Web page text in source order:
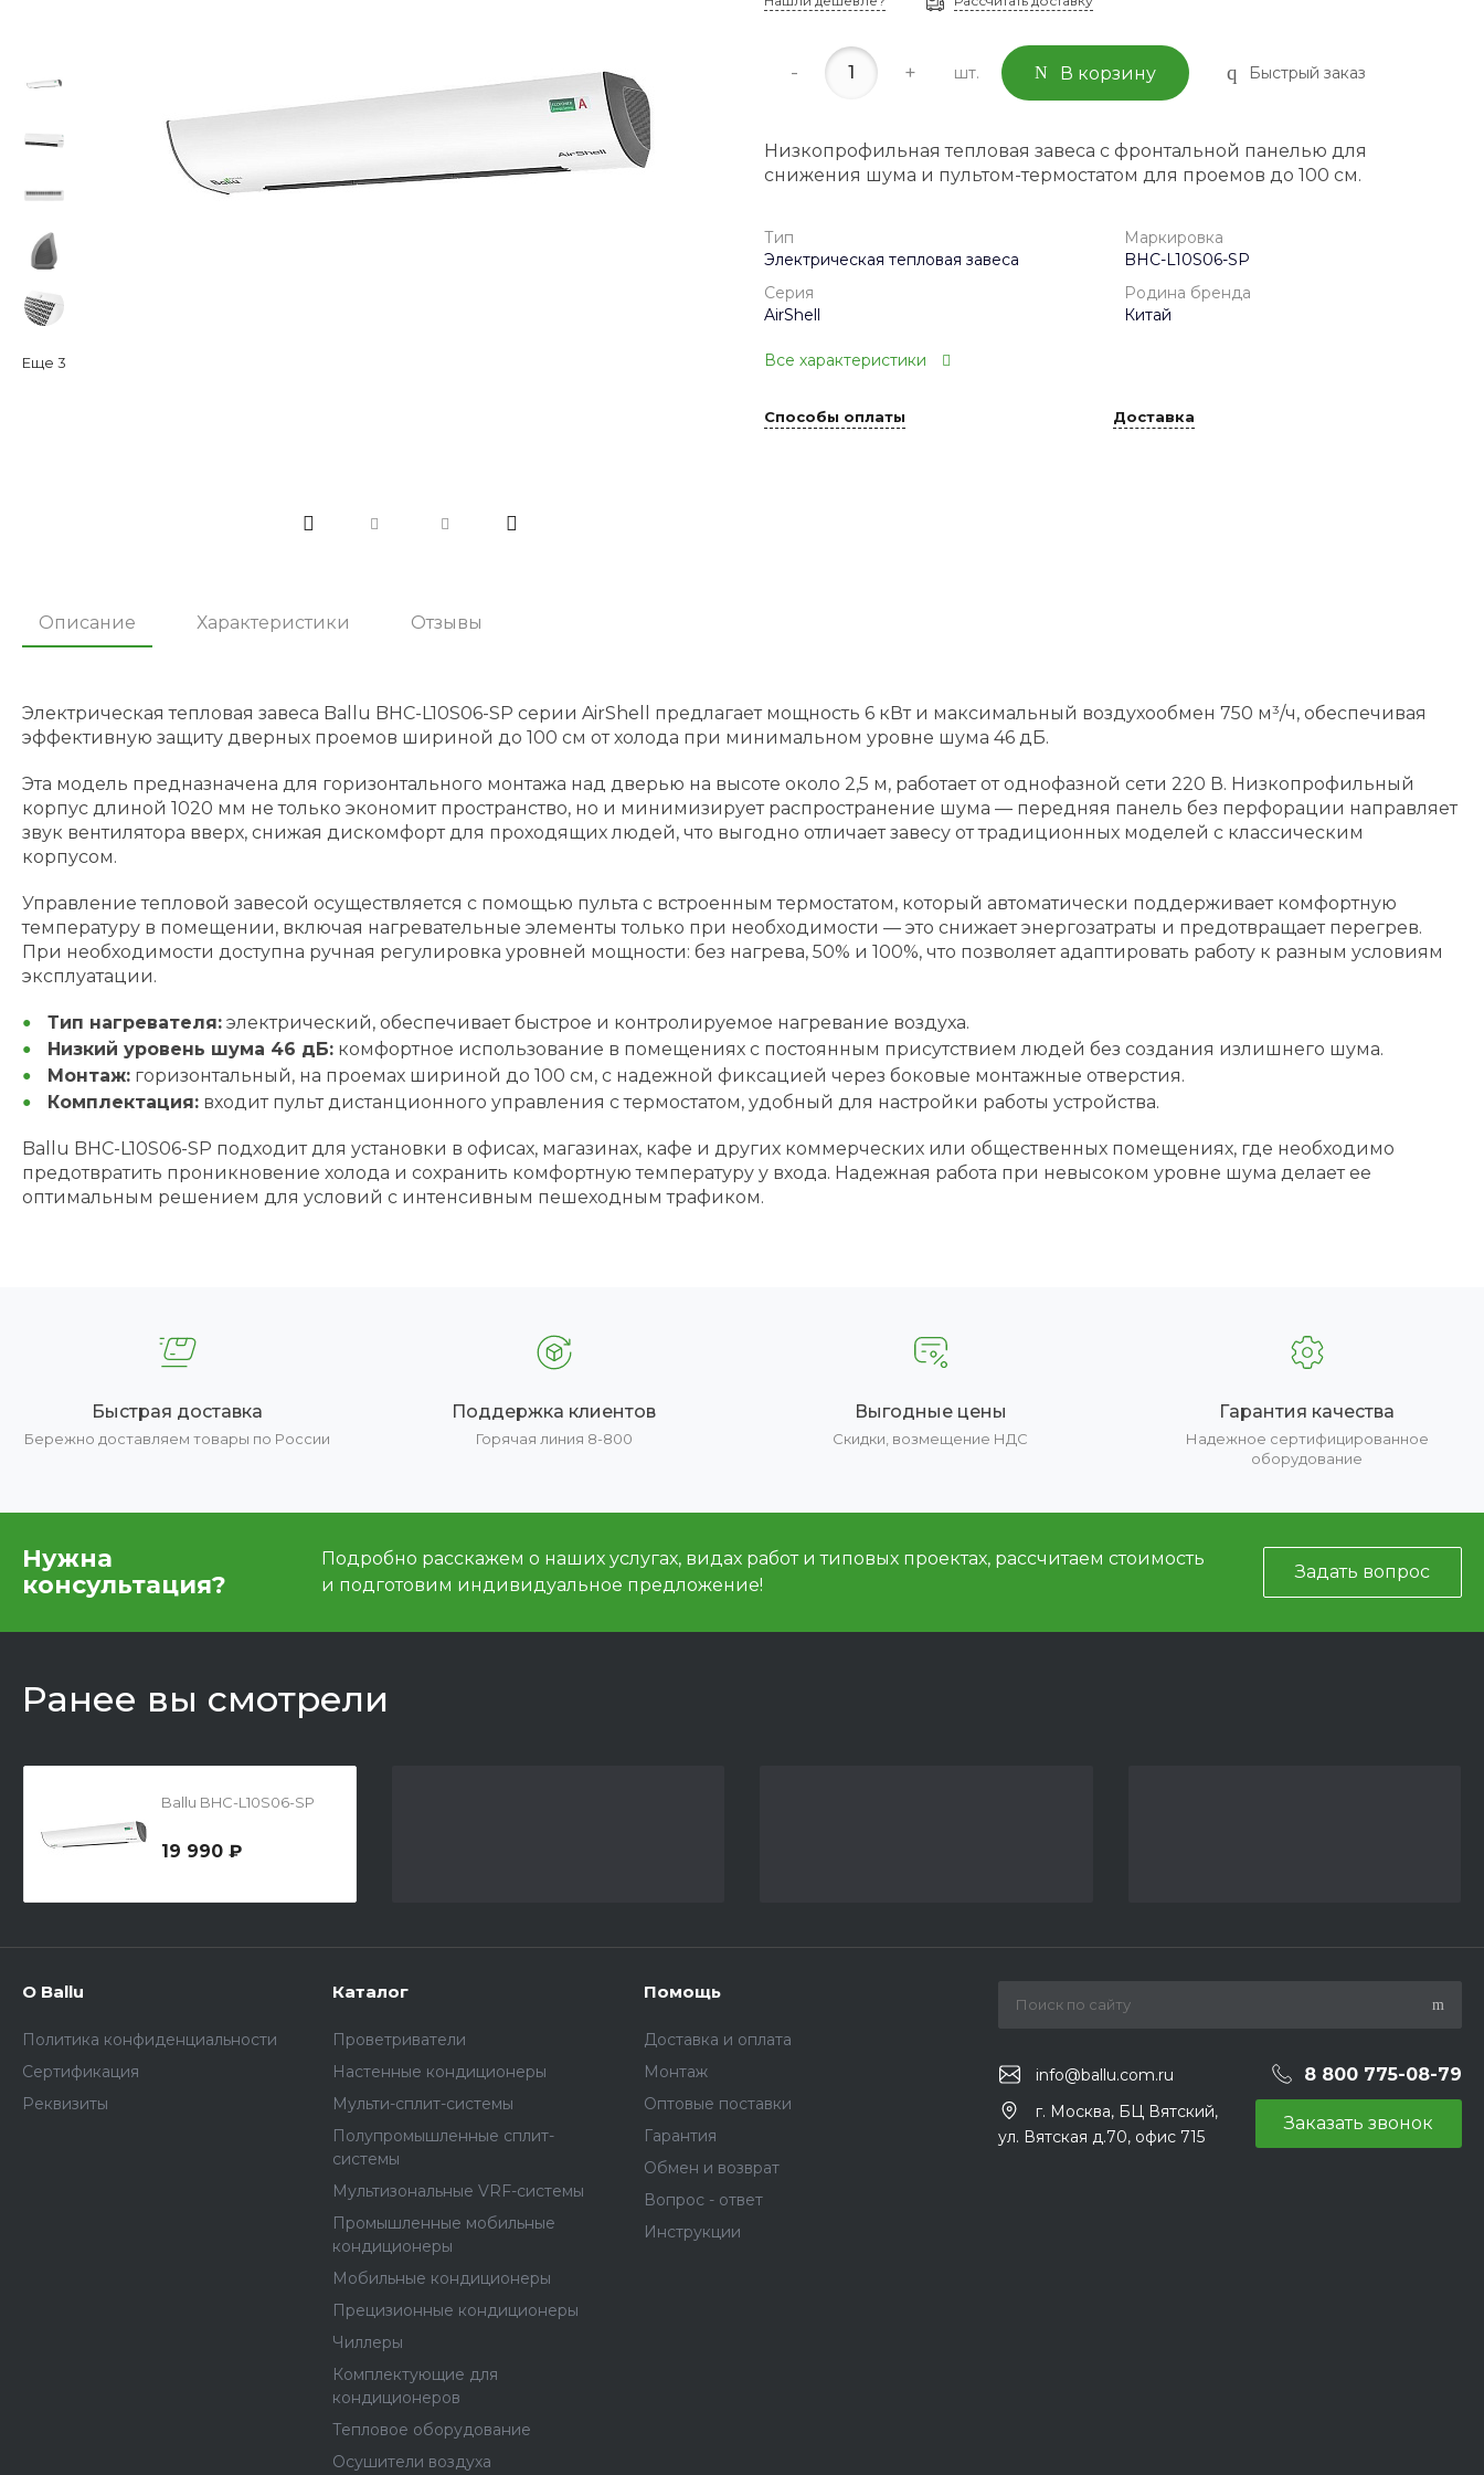
Еще 3
- + шт. В корзину Быстрый заказ
Низкопрофильная тепловая завеса с фронтальной панелью для
снижения шума и пультом-термостатом для проемов до 100 см.
Тип
Электрическая тепловая завеса
Маркировка
BHC-L10S06-SP
Серия
AirShell
Родина бренда
Китай
Все характеристики
Способы оплаты Доставка
Описание Характеристики Отзывы
Электрическая тепловая завеса Ballu BHC-L10S06-SP серии AirShell предлагает мощность 6 кВт и максимальный воздухообмен 750 м³/ч, обеспечивая
эффективную защиту дверных проемов шириной до 100 см от холода при минимальном уровне шума 46 дБ.
Эта модель предназначена для горизонтального монтажа над дверью на высоте около 2,5 м, работает от однофазной сети 220 В. Низкопрофильный
корпус длиной 1020 мм не только экономит пространство, но и минимизирует распространение шума — передняя панель без перфорации направляет
звук вентилятора вверх, снижая дискомфорт для проходящих людей, что выгодно отличает завесу от традиционных моделей с классическим
корпусом.
Управление тепловой завесой осуществляется с помощью пульта с встроенным термостатом, который автоматически поддерживает комфортную
температуру в помещении, включая нагревательные элементы только при необходимости — это снижает энергозатраты и предотвращает перегрев.
При необходимости доступна ручная регулировка уровней мощности: без нагрева, 50% и 100%, что позволяет адаптировать работу к разным условиям
эксплуатации.
Тип нагревателя:электрический, обеспечивает быстрое и контролируемое нагревание воздуха.
Низкий уровень шума 46 дБ:комфортное использование в помещениях с постоянным присутствием людей без создания излишнего шума.
Монтаж:горизонтальный, на проемах шириной до 100 см, с надежной фиксацией через боковые монтажные отверстия.
Комплектация:входит пульт дистанционного управления с термостатом, удобный для настройки работы устройства.
Ballu BHC-L10S06-SP подходит для установки в офисах, магазинах, кафе и других коммерческих или общественных помещениях, где необходимо
предотвратить проникновение холода и сохранить комфортную температуру у входа. Надежная работа при невысоком уровне шума делает ее
оптимальным решением для условий с интенсивным пешеходным трафиком.
Быстрая доставка
Бережно доставляем товары по России
Поддержка клиентов
Горячая линия 8-800
Выгодные цены
Скидки, возмещение НДС
Гарантия качества
Надежное сертифицированное
оборудование
Нужна
консультация?
Подробно расскажем о наших услугах, видах работ и типовых проектах, рассчитаем стоимость
и подготовим индивидуальное предложение!
Задать вопрос
Ранее вы смотрели
Ballu BHC-L10S06-SP
19 990 ₽
О Ballu
Политика конфиденциальности
Сертификация
Реквизиты
Каталог
Проветриватели
Настенные кондиционеры
Мульти-сплит-системы
Полупромышленные сплит-
системы
Мультизональные VRF-системы
Промышленные мобильные
кондиционеры
Мобильные кондиционеры
Прецизионные кондиционеры
Чиллеры
Комплектующие для
кондиционеров
Тепловое оборудование
Осушители воздуха
Помощь
Доставка и оплата
Монтаж
Оптовые поставки
Гарантия
Обмен и возврат
Вопрос - ответ
Инструкции
info@ballu.com.ru 8 800 775-08-79
г. Москва, БЦ Вятский,
ул. Вятская д.70, офис 715
Заказать звонок